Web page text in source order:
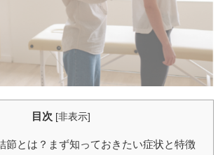
目次 [非表示]
節とは？まず知っておきたい症状と特徴